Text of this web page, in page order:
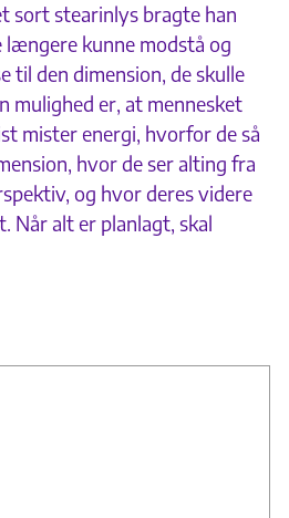
sort stearinlys bragte han
længere kunne modstå og
til den dimension, de skulle
mulighed er, at mennesket
mister energi, hvorfor de så
hvor de ser alting fra
og hvor deres videre
Når alt er planlagt, skal